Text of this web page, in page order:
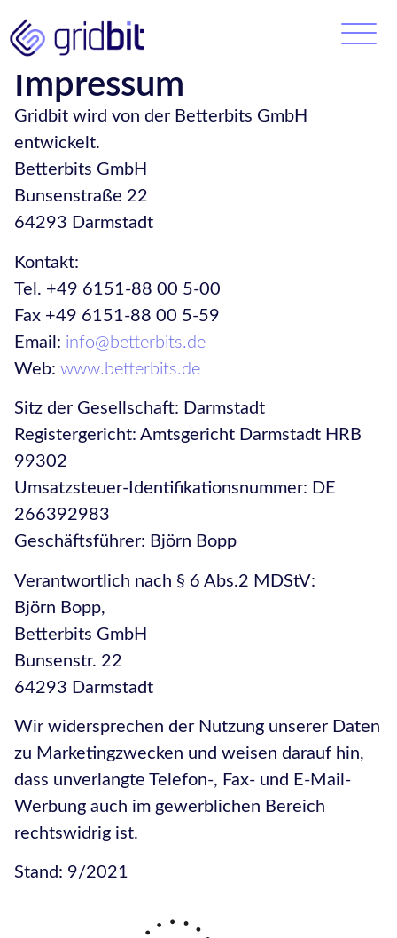
Impressum
Gridbit wird von der Betterbits GmbH
entwickelt.
Betterbits GmbH
Bunsenstraße 22
64293 Darmstadt
Kontakt:
Tel. +49 6151-88 00 5-00
Fax +49 6151-88 00 5-59
Email: info@betterbits.de
Web:www.betterbits.de
Sitz der Gesellschaft: Darmstadt
Registergericht: Amtsgericht Darmstadt HRB
99302
Umsatzsteuer-Identifikationsnummer: DE
266392983
Geschäftsführer: Björn Bopp
Verantwortlich nach § 6 Abs.2 MDStV:
Björn Bopp,
Betterbits GmbH
Bunsenstr. 22
64293 Darmstadt
Wir widersprechen der Nutzung unserer Daten
zu Marketingzwecken und weisen darauf hin,
dass unverlangte Telefon-, Fax- und E-Mail-
Werbung auch im gewerblichen Bereich
rechtswidrig ist.
Stand: 9/2021